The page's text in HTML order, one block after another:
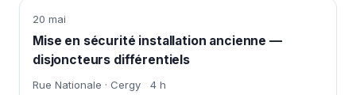
20 mai
Mise en sécurité installation ancienne —
disjoncteurs différentiels
Rue Nationale · Cergy 4 h